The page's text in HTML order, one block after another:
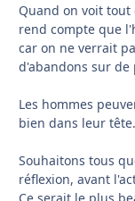
Quand on voit
rend compte que
car on ne verrait
d'abandons sur de
Les hommes
bien dans leur tête.
Souhaitons tous
réflexion, avant